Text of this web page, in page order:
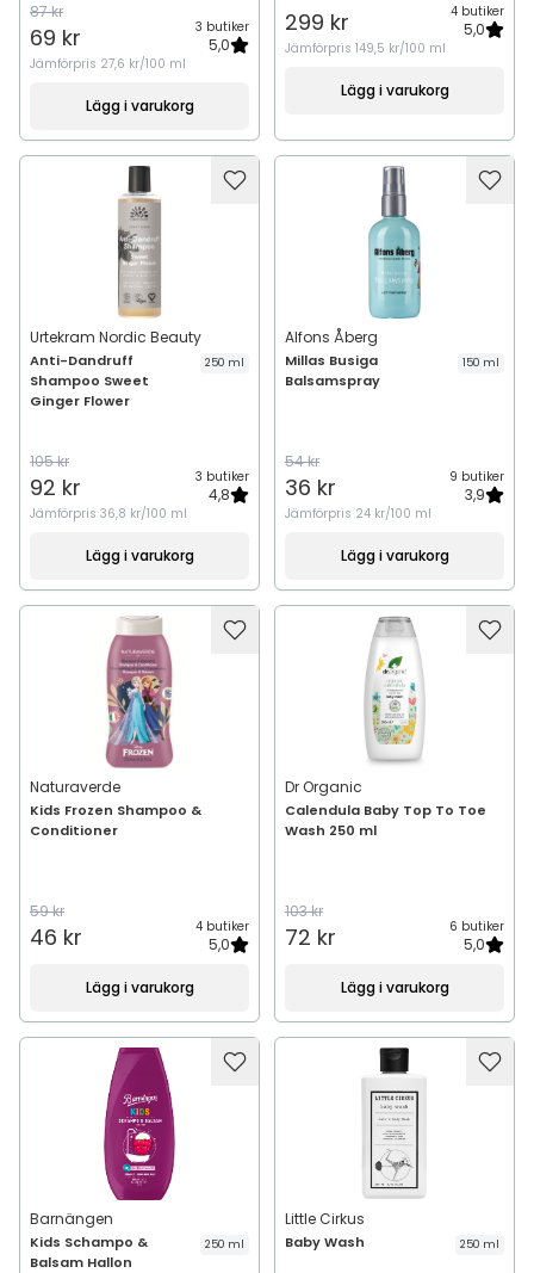
87 kr
69 kr 3 butiker
5,0
Jämförpris 27,6 kr/100 ml
Lägg i varukorg
299 kr 4 butiker
5,0
Jämförpris 149,5 kr/100 ml
Lägg i varukorg
Urtekram Nordic Beauty
Anti-Dandruff
Shampoo Sweet
Ginger Flower
250 ml
105 kr
92 kr 3 butiker
4,8
Jämförpris 36,8 kr/100 ml
Lägg i varukorg
Alfons Åberg
Millas Busiga
Balsamspray
150 ml
54 kr
36 kr 9 butiker
3,9
Jämförpris 24 kr/100 ml
Lägg i varukorg
Naturaverde
Kids Frozen Shampoo &
Conditioner
59 kr
46 kr 4 butiker
5,0
Lägg i varukorg
Dr Organic
Calendula Baby Top To Toe
Wash 250 ml
103 kr
72 kr 6 butiker
5,0
Lägg i varukorg
Barnängen
Kids Schampo &
Balsam Hallon
250 ml
Little Cirkus
Baby Wash 250 ml